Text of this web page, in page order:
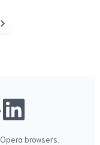
Next
Opera browsers.